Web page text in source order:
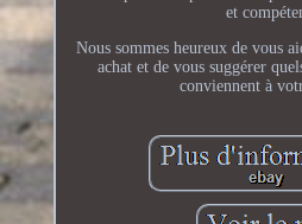
et
Nous sommes heureux de vous
achat et de vous suggérer
conviennent à